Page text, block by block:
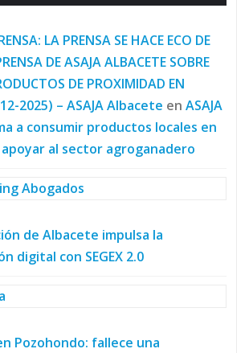
LA PRENSA SE HACE ECO DE
DE ASAJA ALBACETE SOBRE
DE PROXIMIDAD EN
2025) – ASAJA Albacete en ASAJA
a consumir productos locales en
al sector agroganadero
Abogados
de Albacete impulsa la
digital con SEGEX 2.0
Pozohondo: fallece una